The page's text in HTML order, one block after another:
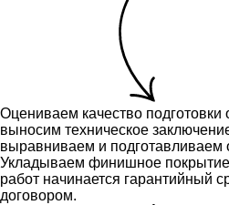
Оцениваем качество подготовки
выносим техническое
выравниваем и подготавливаем
Укладываем финишное
работ начинается гарантийный
договором.